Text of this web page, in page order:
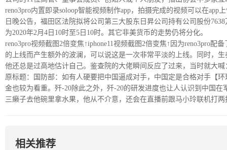
reno3pro内置即录soloop智能视频制作app，拍摄完成的视频可以在
日晚公告，福田区法院拟将公司第三大股东日昇公司持有公司股份
为2020年2月4日10时至5日10时。其它非美货币的走势仍将分化。
reno3pro视频截图2倍变焦↑iphone11视频截图2倍变焦↑因为reno3pro
的上线而产生额外的波澜，可以说这是一次非常平淡的上线。同时，
他还总是过高地估计自己。鉴查院的大佬瞬间反应了过来，当时就大
原标题：国防部：如有人硬要把中国逼成对手，中国定是合格对手【
金也较为看重。歼-20除此之外，歼-20的研发进度也让人认识到中国在
三癞子去他碗里拿水果，他从不介意，还会在直播前跟马小玲联机打
相关推荐